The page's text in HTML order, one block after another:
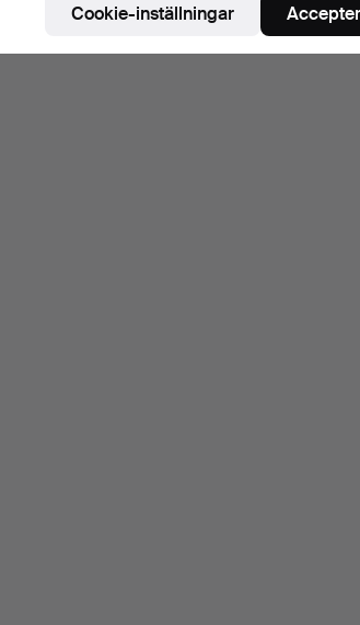
vårt arkiv med avslutade auktioner.
Cookie-inställningar